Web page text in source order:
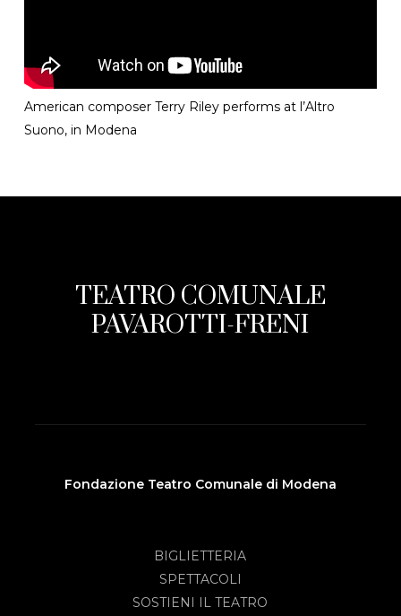
American composer Terry Riley performs at l’Altro
Suono, in Modena
TEATRO COMUNALE
PAVAROTTI-FRENI
Fondazione Teatro Comunale di Modena
BIGLIETTERIA
SPETTACOLI
SOSTIENI IL TEATRO